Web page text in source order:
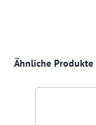
Produktgalerie
Ähnliche Produkte